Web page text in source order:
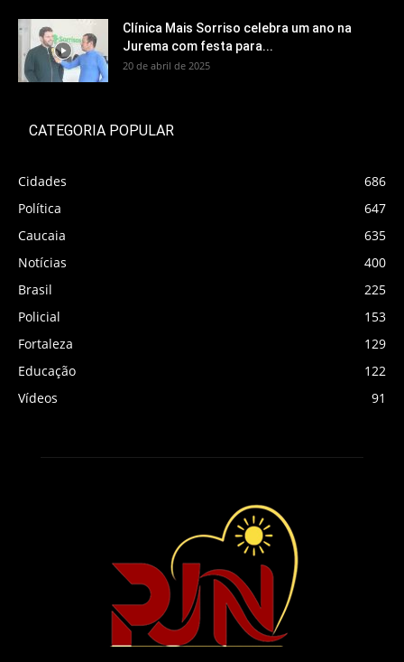
Clínica Mais Sorriso celebra um ano na
Jurema com festa para...
20 de abril de 2025
CATEGORIA POPULAR
Cidades
686
Política
647
Caucaia
635
Notícias
400
Brasil
225
Policial
153
Fortaleza
129
Educação
122
Vídeos
91